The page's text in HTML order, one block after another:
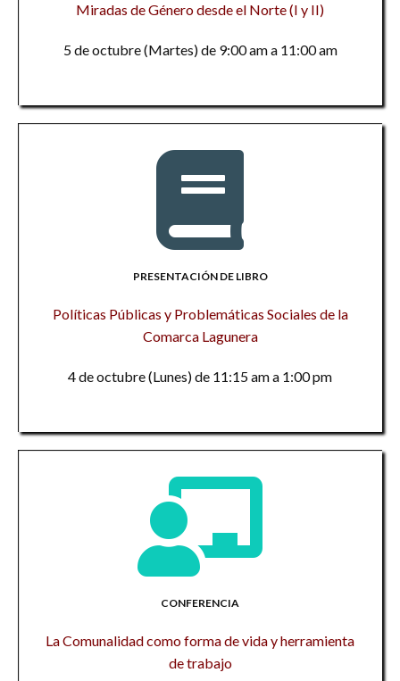
Miradas de Género desde el Norte (I y II)
5 de octubre (Martes) de 9:00 am a 11:00 am
PRESENTACIÓN DE LIBRO
Políticas Públicas y Problemáticas Sociales de la
Comarca Lagunera
4 de octubre (Lunes) de 11:15 am a 1:00 pm
CONFERENCIA
La Comunalidad como forma de vida y herramienta
de trabajo